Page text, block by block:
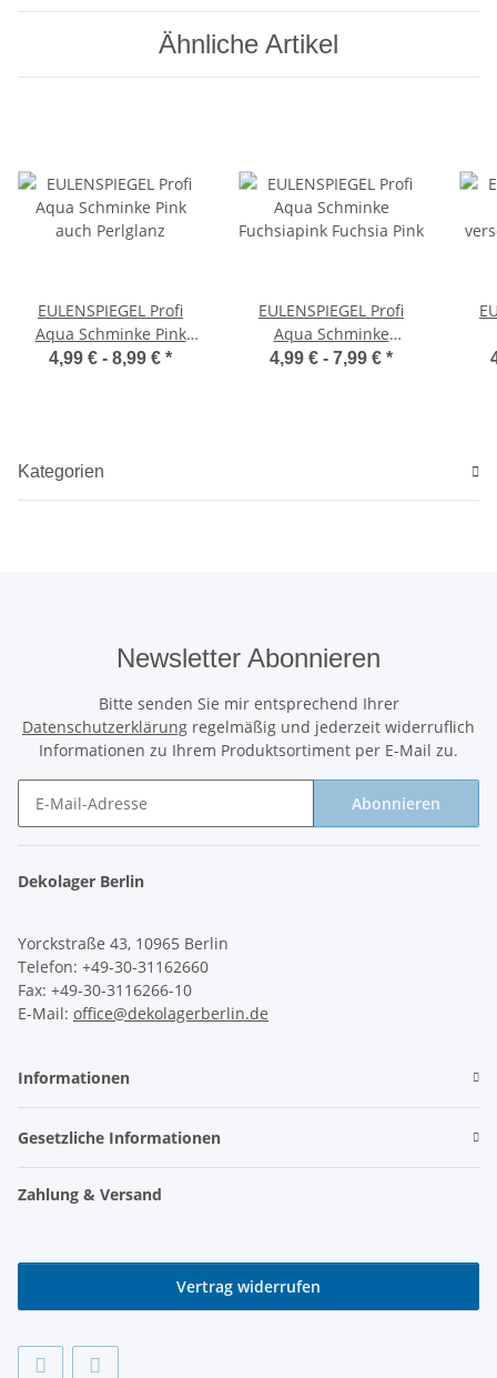
Ähnliche Artikel
EULENSPIEGEL Profi
Aqua Schminke Pink
auch Perlglanz
4,99 € - 8,99 € *
EULENSPIEGEL Profi
Aqua Schminke
Fuchsiapink Fuchsia Pink
4,99 € - 7,99 € *
Kategorien
Newsletter Abonnieren
Bitte senden Sie mir entsprechend Ihrer
Datenschutzerklärung regelmäßig und jederzeit widerruflich
Informationen zu Ihrem Produktsortiment per E-Mail zu.
Abonnieren
Dekolager Berlin
Yorckstraße 43, 10965 Berlin
Telefon: +49-30-31162660
Fax: +49-30-3116266-10
E-Mail: office@dekolagerberlin.de
Informationen
Gesetzliche Informationen
Zahlung & Versand
Vertrag widerrufen